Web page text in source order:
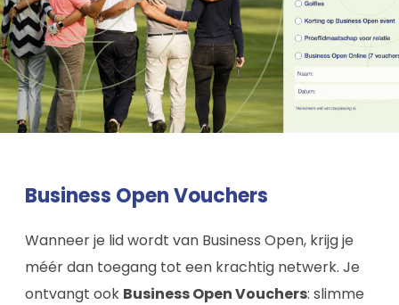
Business Open Vouchers
Wanneer je lid wordt van Business Open, krijg je
méér dan toegang tot een krachtig netwerk. Je
ontvangt ook Business Open Vouchers: slimme